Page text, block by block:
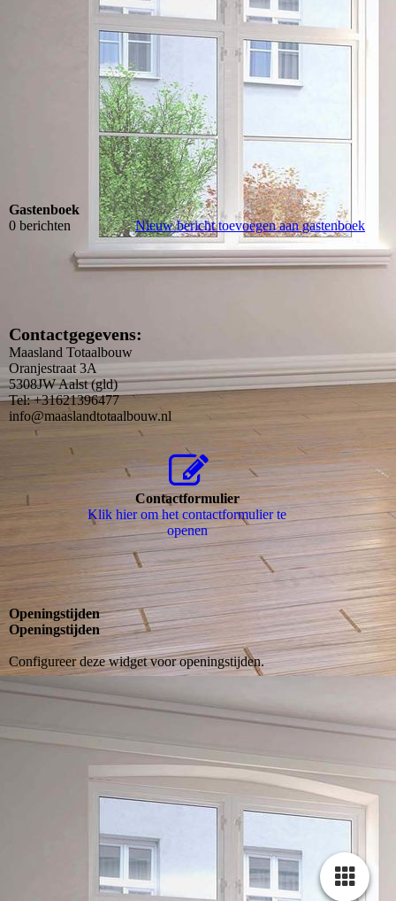
Gastenboek
0 berichten
Nieuw bericht toevoegen aan gastenboek
Contactgegevens:
Maasland Totaalbouw
Oranjestraat 3A
5308JW Aalst (gld)
Tel: +31621396477
info@maaslandtotaalbouw.nl
Contactformulier
Klik hier om het contactformulier te
openen
Openingstijden
Openingstijden
Configureer deze widget voor openingstijden.